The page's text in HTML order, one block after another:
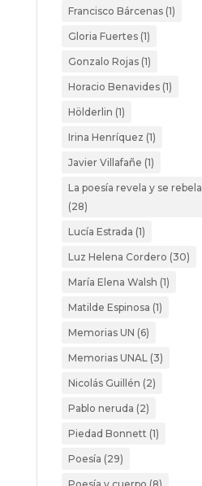
Francisco Bárcenas (1)
Gloria Fuertes (1)
Gonzalo Rojas (1)
Horacio Benavides (1)
Hölderlin (1)
Irina Henríquez (1)
Javier Villafañe (1)
La poesía revela y se rebela
(28)
Lucía Estrada (1)
Luz Helena Cordero (30)
María Elena Walsh (1)
Matilde Espinosa (1)
Memorias UN (6)
Memorias UNAL (3)
Nicolás Guillén (2)
Pablo neruda (2)
Piedad Bonnett (1)
Poesía (29)